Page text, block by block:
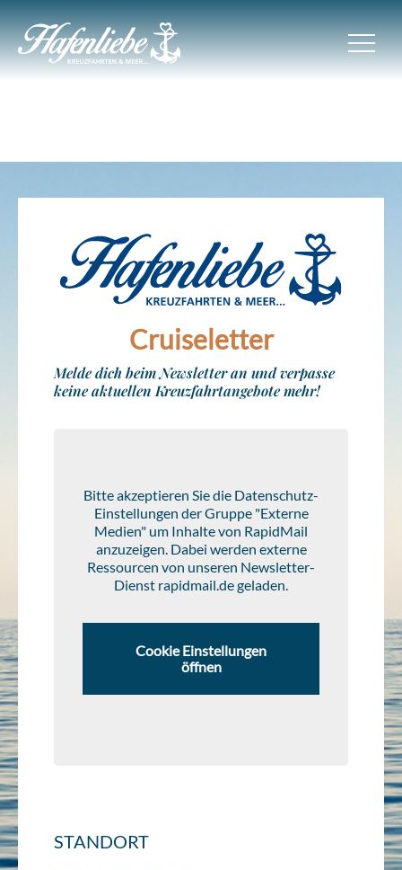
Cruiseletter
Melde dich beim Newsletter an und verpasse
keine aktuellen Kreuzfahrtangebote mehr!
Bitte akzeptieren Sie die Datenschutz-
Einstellungen der Gruppe "Externe
Medien" um Inhalte von RapidMail
anzuzeigen. Dabei werden externe
Ressourcen von unseren Newsletter-
Dienst rapidmail.de geladen.
Cookie Einstellungen
öffnen
STANDORT